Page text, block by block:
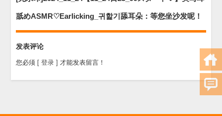
舐めASMR♡Earlicking_귀핥기舔耳朵：等您坐沙发呢！
发表评论
您必须 [ 登录 ] 才能发表留言！